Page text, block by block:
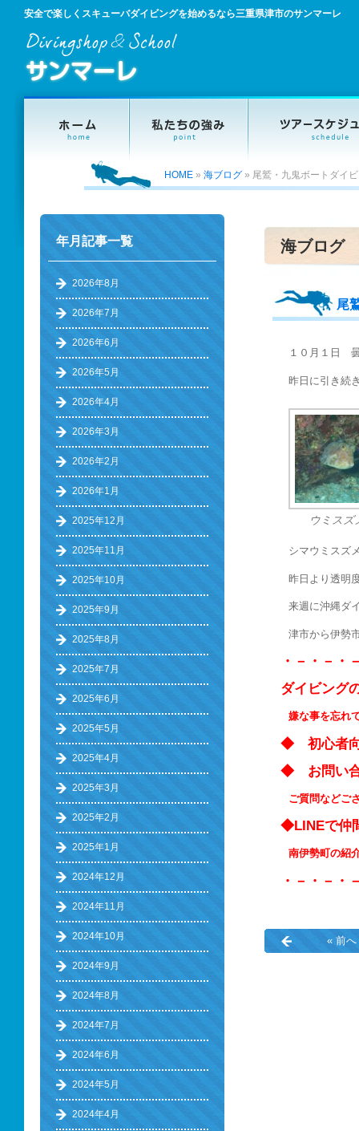
安全で楽しくスキューバダイビングを始めるなら三重県津市のサンマーレ
HOME » 海ブログ » 尾鷲・九鬼ボートダイ
海ブログ
尾
１０月１日
昨日に引き続
ウミスズ
シマウミスズ
昨日より透明
来週に沖縄ダ
津市から伊勢
・－・－・
ダイビング
嫌な事を忘れ
◆ 初心
◆ お問い
ご質問などご
◆LINEで
南伊勢町の
・－・－・
« 前へ
年月記事一覧
2026年8月
2026年7月
2026年6月
2026年5月
2026年4月
2026年3月
2026年2月
2026年1月
2025年12月
2025年11月
2025年10月
2025年9月
2025年8月
2025年7月
2025年6月
2025年5月
2025年4月
2025年3月
2025年2月
2025年1月
2024年12月
2024年11月
2024年10月
2024年9月
2024年8月
2024年7月
2024年6月
2024年5月
2024年4月